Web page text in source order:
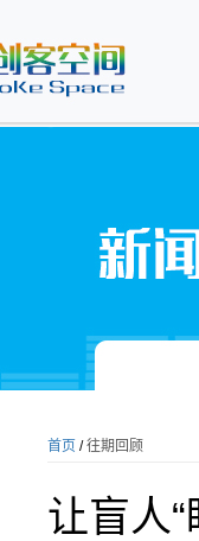
首页 /往期回顾
让盲人